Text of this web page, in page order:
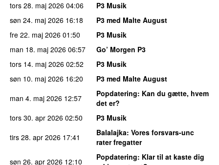
tors 28. maj 2026 04:06
P3 Musik
søn 24. maj 2026 16:18
P3 med Malte August
fre 22. maj 2026 01:50
P3 Musik
man 18. maj 2026 06:57
Go’ Morgen P3
tors 14. maj 2026 02:52
P3 Musik
søn 10. maj 2026 16:20
P3 med Malte August
man 4. maj 2026 12:57 Popdatering: Kan du gætte, hvem
det er?
tors 30. apr 2026 02:50
P3 Musik
tirs 28. apr 2026 17:41 Balalajka: Vores forsvars-unc
rater fregatter
søn 26. apr 2026 12:10 Popdatering: Klar til at kaste dig